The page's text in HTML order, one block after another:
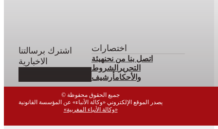
اشترك برسالتنا
الاخبارية
اختصارات
اتصل بنا من نحنهيئة
التحرير الشروط
والأحكامأرشيف
© جميع الحقوق محفوظة
يصدر الموقع الإلكتروني «وكالة الأنباء» عن المؤسسة القانونية
«وكالة الأنباء المغربية»